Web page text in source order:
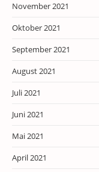
November 2021
Oktober 2021
September 2021
August 2021
Juli 2021
Juni 2021
Mai 2021
April 2021